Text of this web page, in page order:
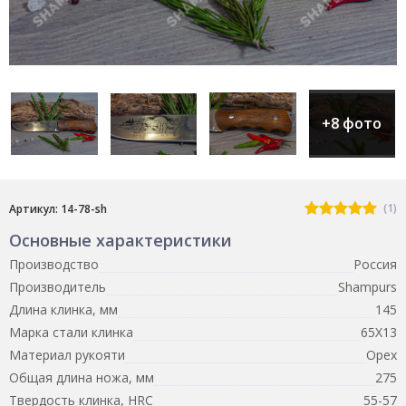
+8 фото
Артикул: 14-78-sh (1)
Основные характеристики
Производство
Россия
Производитель
Shampurs
Длина клинка, мм
145
Марка стали клинка
65Х13
Материал рукояти
Орех
Общая длина ножа, мм
275
Твердость клинка, HRC
55-57